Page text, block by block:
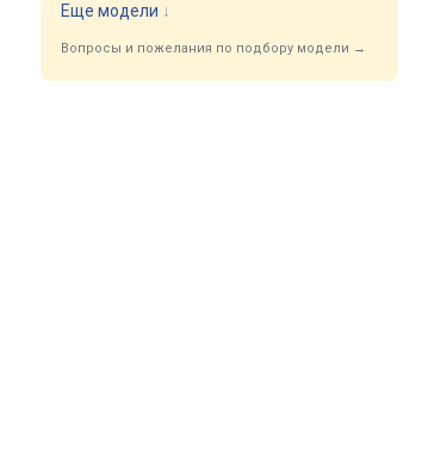
Еще модели ↓
Вопросы и пожелания по подбору модели →